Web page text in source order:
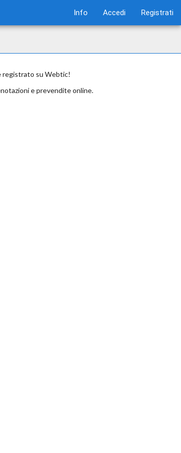
Info Accedi Registrati
registrato su Webtic!
e prevendite online.